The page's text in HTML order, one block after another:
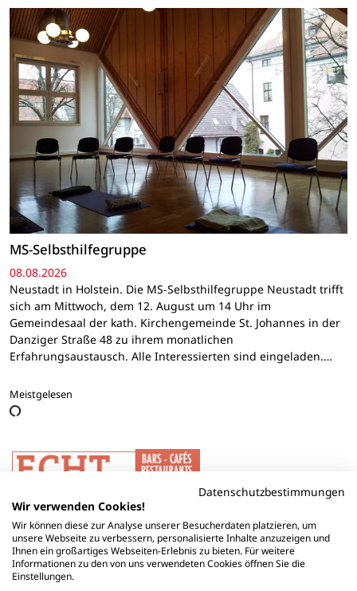
MS-Selbsthilfegruppe
08.08.2026
Neustadt in Holstein. Die MS-Selbsthilfegruppe Neustadt trifft
sich am Mittwoch, dem 12. August um 14 Uhr im
Gemeindesaal der kath. Kirchengemeinde St. Johannes in der
Danziger Straße 48 zu ihrem monatlichen
Erfahrungsaustausch. Alle Interessierten sind eingeladen.…
Meistgelesen
Datenschutzbestimmungen
Wir verwenden Cookies!
Wir können diese zur Analyse unserer Besucherdaten platzieren, um
unsere Webseite zu verbessern, personalisierte Inhalte anzuzeigen und
Ihnen ein großartiges Webseiten-Erlebnis zu bieten. Für weitere
Informationen zu den von uns verwendeten Cookies öffnen Sie die
Einstellungen.